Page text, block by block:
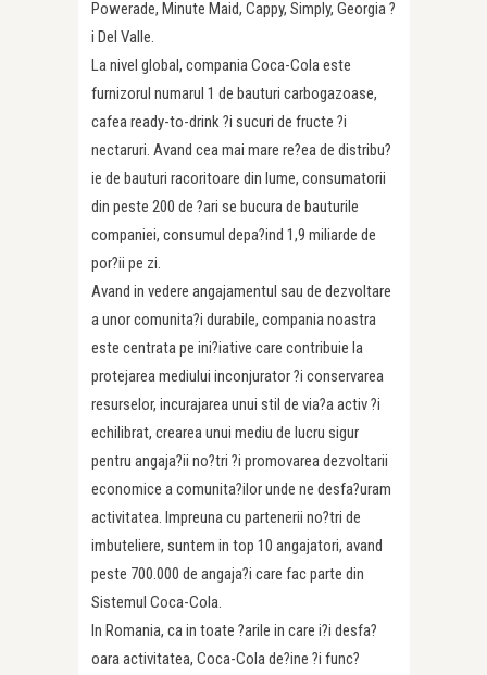
Powerade, Minute Maid, Cappy, Simply, Georgia ?
i Del Valle.
La nivel global, compania Coca-Cola este
furnizorul numarul 1 de bauturi carbogazoase,
cafea ready-to-drink ?i sucuri de fructe ?i
nectaruri. Avand cea mai mare re?ea de distribu?
ie de bauturi racoritoare din lume, consumatorii
din peste 200 de ?ari se bucura de bauturile
companiei, consumul depa?ind 1,9 miliarde de
por?ii pe zi.
Avand in vedere angajamentul sau de dezvoltare
a unor comunita?i durabile, compania noastra
este centrata pe ini?iative care contribuie la
protejarea mediului inconjurator ?i conservarea
resurselor, incurajarea unui stil de via?a activ ?i
echilibrat, crearea unui mediu de lucru sigur
pentru angaja?ii no?tri ?i promovarea dezvoltarii
economice a comunita?ilor unde ne desfa?uram
activitatea. Impreuna cu partenerii no?tri de
imbuteliere, suntem in top 10 angajatori, avand
peste 700.000 de angaja?i care fac parte din
Sistemul Coca-Cola.
In Romania, ca in toate ?arile in care i?i desfa?
oara activitatea, Coca-Cola de?ine ?i func?